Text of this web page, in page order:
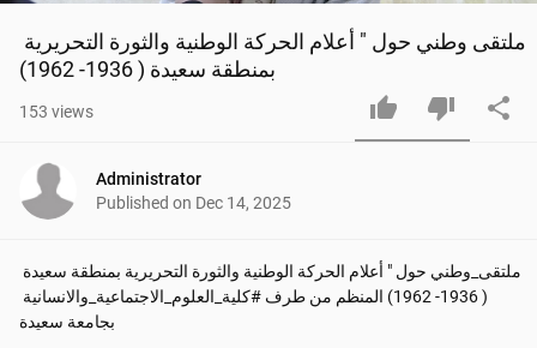
بمنطقة سعيدة ( 1936- 1962)
153 views
Administrator
Published on Dec 14, 2025
بجامعة سعيدة